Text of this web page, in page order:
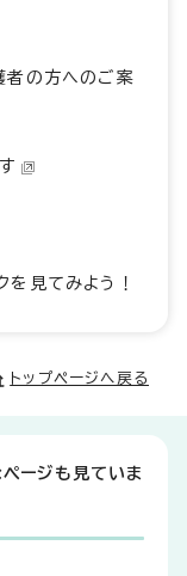
者の方へのご案
を見てみよう！
トップページへ戻る
ージも見ていま